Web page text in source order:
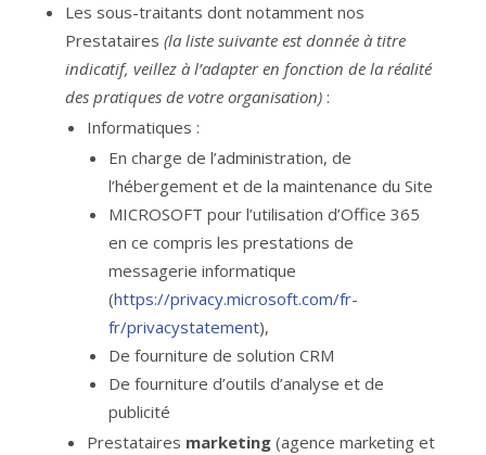
Les sous-traitants dont notamment nos
Prestataires (la liste suivante est donnée à titre
indicatif, veillez à l’adapter en fonction de la réalité
des pratiques de votre organisation):
Informatiques :
En charge de l’administration, de
l’hébergement et de la maintenance du Site
MICROSOFT pour l’utilisation d’Office 365
en ce compris les prestations de
messagerie informatique
(https://privacy.microsoft.com/fr-
fr/privacystatement),
De fourniture de solution CRM
De fourniture d’outils d’analyse et de
publicité
Prestataires marketing (agence marketing et